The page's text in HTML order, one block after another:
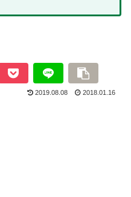
2019.08.08 2018.01.16